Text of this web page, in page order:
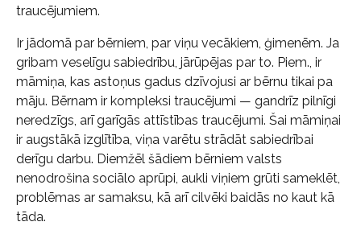
traucējumiem.
Ir jādomā par bērniem, par viņu vecākiem, ģimenēm. Ja
gribam veselīgu sabiedrību, jārūpējas par to. Piem., ir
māmiņa, kas astoņus gadus dzīvojusi ar bērnu tikai pa
māju. Bērnam ir kompleksi traucējumi — gandrīz pilnīgi
neredzīgs, arī garīgās attīstības traucējumi. Šai māmiņai
ir augstākā izglītība, viņa varētu strādāt sabiedrībai
derīgu darbu. Diemžēl šādiem bērniem valsts
nenodrošina sociālo aprūpi, aukli viņiem grūti sameklēt,
problēmas ar samaksu, kā arī cilvēki baidās no kaut kā
tāda.